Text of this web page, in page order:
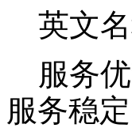
国产手机到国外
请问一下有什
道可以...
匿名
英文
服务优
服务稳